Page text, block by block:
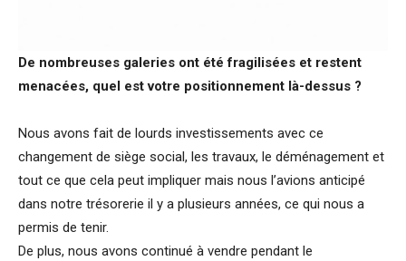
De nombreuses galeries ont été fragilisées et restent
menacées, quel est votre positionnement là-dessus ?
Nous avons fait de lourds investissements avec ce
changement de siège social, les travaux, le déménagement et
tout ce que cela peut impliquer mais nous l’avions anticipé
dans notre trésorerie il y a plusieurs années, ce qui nous a
permis de tenir.
De plus, nous avons continué à vendre pendant le